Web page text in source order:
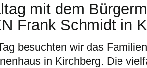
mit dem
Frank Schmidt in
besuchten wir das
in Kirchberg. Die